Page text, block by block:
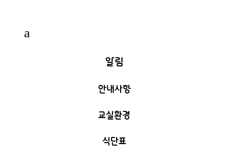
a
알림
안내사항
교실환경
식단표